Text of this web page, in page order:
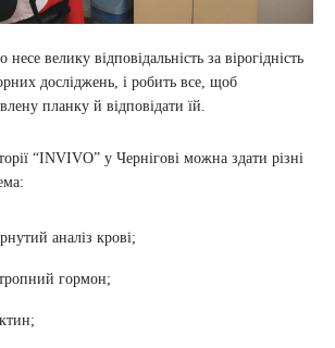
велику відповідальність за вірогідність
досліджень, і робить все, щоб
планку й відповідати їй.
“INVIVO” у Чернігові можна здати різні
аналіз крові;
гормон;